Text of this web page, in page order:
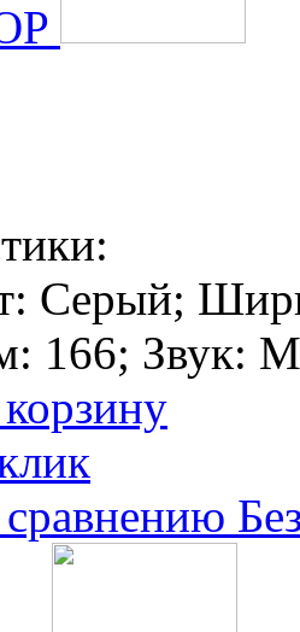
Серый;
166; Звук: